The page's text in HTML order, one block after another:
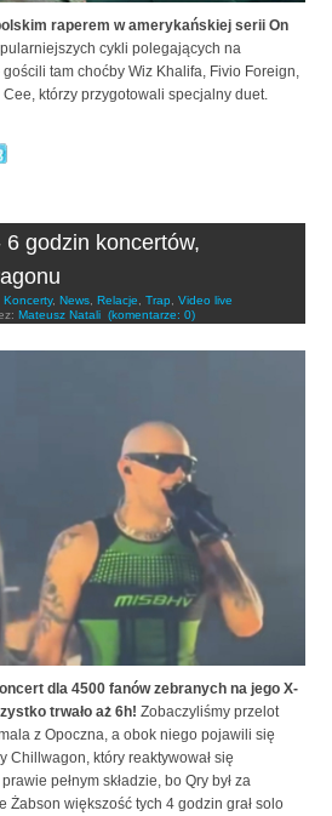
raperem w amerykańskiej serii On
cykli polegających na
tam choćby Wiz Khalifa, Fivio Foreign,
którzy przygotowali specjalny duet.
godzin koncertów,
Koncerty, News Relacje Trap
Video live
Mateusz Natali (komentarze: 0)
dla 4500 fanów zebranych na jego X-
trwało aż 6h! Zobaczyliśmy przelot
z Opoczna, a obok niego pojawili się
Chillwagon, który reaktywował się
pełnym składzie, bo Qry był za
Żabson większość tych 4 godzin grał solo